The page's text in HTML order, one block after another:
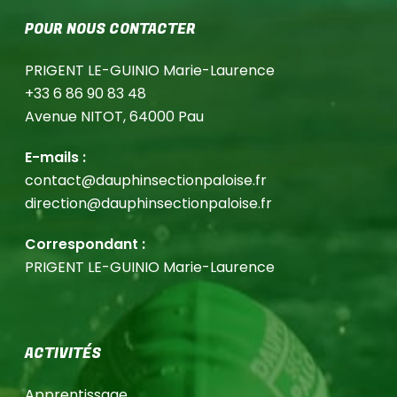
POUR NOUS CONTACTER
PRIGENT LE-GUINIO Marie-Laurence
+33 6 86 90 83 48
Avenue NITOT, 64000 Pau
E-mails :
contact@dauphinsectionpaloise.fr
direction@dauphinsectionpaloise.fr
Correspondant :
PRIGENT LE-GUINIO Marie-Laurence
ACTIVITÉS